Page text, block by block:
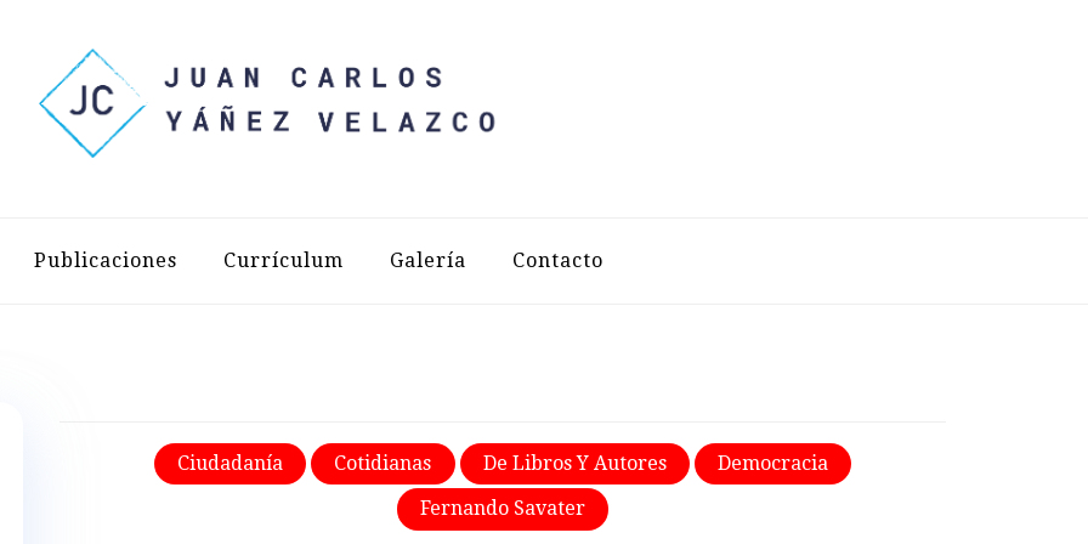
YÁÑEZ VELAZCO
Publicaciones Currículum Galería Contacto
Ciudadanía Cotidianas De Libros Y Autores
Democracia
Fernando Savater